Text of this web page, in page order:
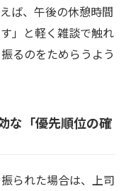
ば、午後の休憩時間
」と軽く雑談で触れ
るのをためらうよう
な「優先順位の確
られた場合は、上司